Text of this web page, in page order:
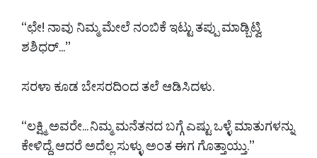
“ಛೇ! ನಾವು ನಿಮ್ಮ ಮೇಲೆ ನಂಬಿಕೆ ಇಟ್ಟು ತಪ್ಪು ಮಾಡ್ಬಿಟ್ವಿ
ಶಶಿಧರ್...”
ಸರಳಾ ಕೂಡ ಬೇಸರದಿಂದ ತಲೆ ಆಡಿಸಿದಳು.
“ಲಕ್ಷ್ಮಿ ಅವರೇ... ನಿಮ್ಮ ಮನೆತನದ ಬಗ್ಗೆ ಎಷ್ಟು ಒಳ್ಳೆ ಮಾತುಗಳನ್ನು
ಕೇಳಿದ್ದೆ. ಆದರೆ ಅದೆಲ್ಲ ಸುಳ್ಳು ಅಂತ ಈಗ ಗೊತ್ತಾಯ್ತು.”